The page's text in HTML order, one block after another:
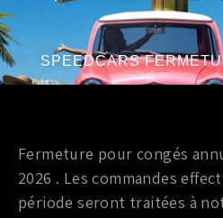
Année du véhicule:à partir de 2003
Série:V6 3.5L
Accessoires interieur
MOTEUR DE VERROUILLAGE
DE TOIT OUVRANT NISSAN
SPEEDCARS
Fermeture pour congés
2026 . Les commandes
période seront traitées à